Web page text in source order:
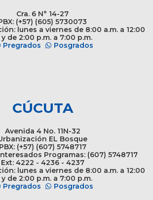
Cra. 6 N° 14-27
(+57) (605) 5730073
lunes a viernes de 8:00 a.m. a 12:00
y de 2:00 p.m. a 7:00 p.m.
Pregrados
Posgrados
CÚCUTA
Avenida 4 No. 11N-32
EL Bosque
PBX: (+57) (607) 5748717
Programas: (607) 5748717
Ext: 4222 - 4236 - 4237
lunes a viernes de 8:00 a.m. a 12:00
y de 2:00 p.m. a 7:00 p.m.
Pregrados
Posgrados